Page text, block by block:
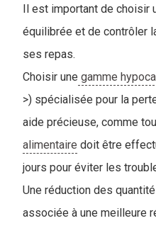
Il est important de choisir
équilibrée et de contrôler
ses repas.
Choisir une gamme
>) spécialisée pour la
aide précieuse, comme
alimentaire doit être
jours pour éviter les
Une réduction des
associée à une meilleure